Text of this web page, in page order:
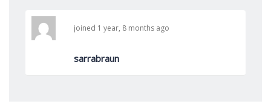
sarrabraun
joined 1 year, 8 months ago